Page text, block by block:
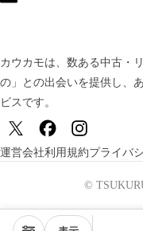
カウカモは、数ある中古・
の」との出会いを提供し、
ビスです。
運営会社利用規約プライバ
©